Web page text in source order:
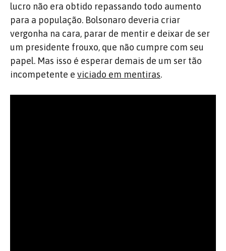
lucro não era obtido repassando todo aumento
para a população. Bolsonaro deveria criar
vergonha na cara, parar de mentir e deixar de ser
um presidente frouxo, que não cumpre com seu
papel. Mas isso é esperar demais de um ser tão
incompetente e viciado em mentiras.